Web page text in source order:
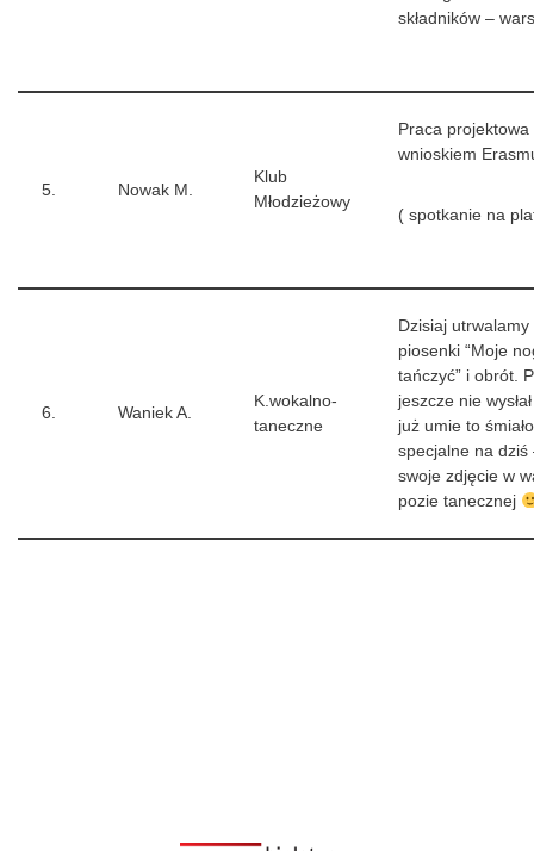
składników –
5. Nowak M.
Klub
Młodzieżowy
Praca projektowa
wnioskiem
( spotkanie na
6. Waniek A.
K.wokalno-
taneczne
Dzisiaj
piosenki “Moje
tańczyć” i obrót.
jeszcze nie
już umie to
specjalne na dziś
swoje zdjęcie w
pozie tanecznej